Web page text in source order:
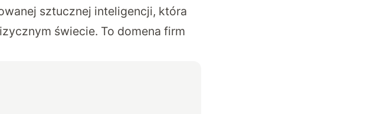
sztucznej inteligencji, która
świecie. To domena firm